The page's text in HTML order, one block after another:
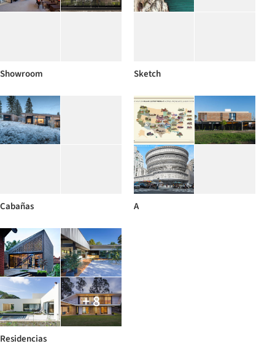
Showroom Sketch
Cabañas A
+ 8
Residencias